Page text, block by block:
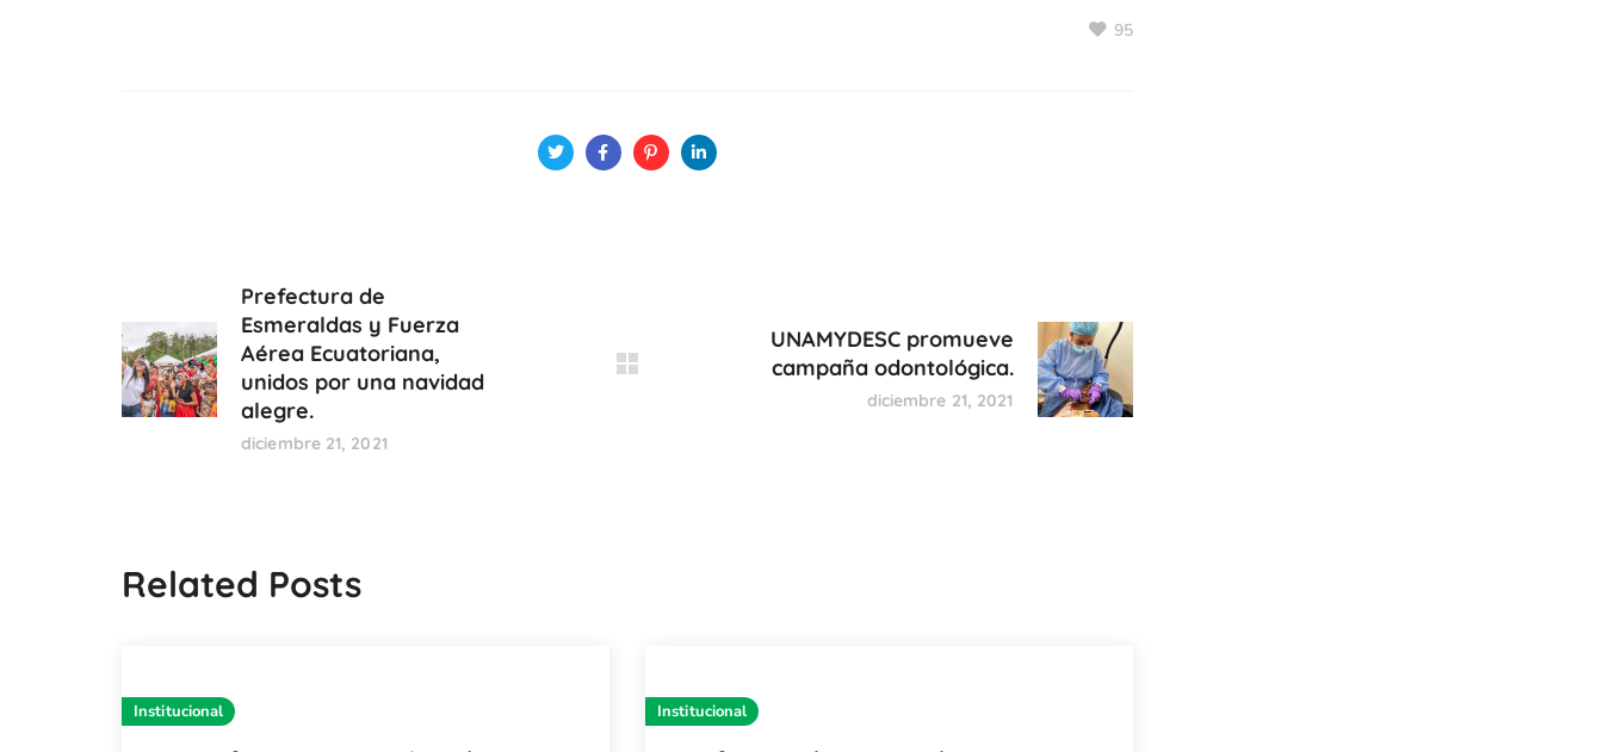
95
Prefectura de
Esmeraldas y Fuerza
Aérea Ecuatoriana,
unidos por una navidad
alegre.
diciembre 21, 2021
UNAMYDESC promueve
campaña odontológica.
diciembre 21, 2021
Related Posts
Institucional Institucional